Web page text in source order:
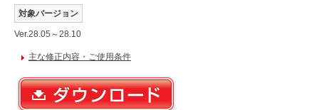
対象バージョン
Ver.28.05～28.10
主な修正内容・ご使用条件